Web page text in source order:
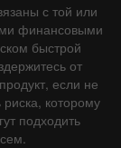
с той или
финансовыми
быстрой
от
если не
которому
подходить